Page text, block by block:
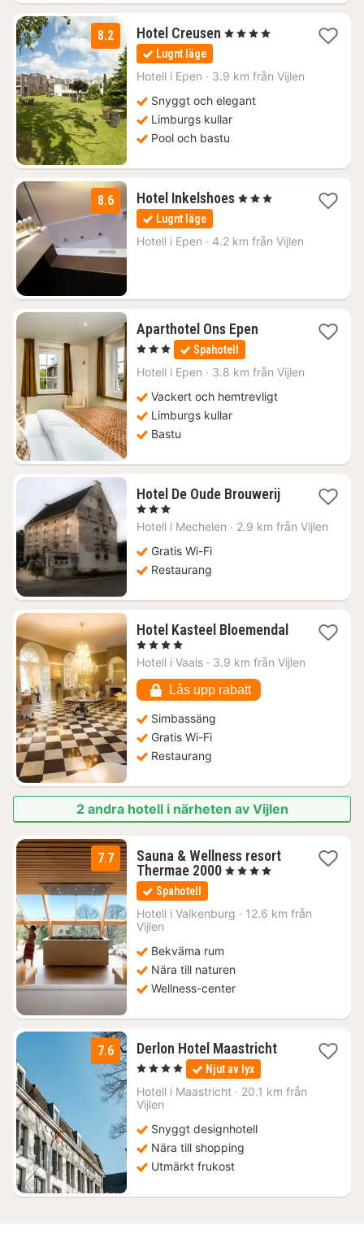
8.2 Hotel Creusen 1
2094
, 4 Stjärnor
Lugnt läge
Hotell i Epen · 3.9 km från Vijlen
Snyggt och elegant
Limburgs kullar
Pool och bastu
8.6 Hotel Inkelshoes2
1831
, 3 Stjärnor
Lugnt läge
Hotell i Epen · 4.2 km från Vijlen
Aparthotel Ons Epen2
2297
, 3 Stjärnor Spahotell
Hotell i Epen · 3.8 km från Vijlen
Vackert och hemtrevligt
Limburgs kullar
Bastu
Hotel De Oude Brouwerij1
natt
från
, 3 Stjärnor
Hotell i Mechelen · 2.9 km från Vijlen
Gratis Wi-Fi
Restaurang
Hotel Kasteel Bloemendal
1
natt
1494
kr.
, 4 Stjärnor
Hotell i Vaals · 3.9 km från Vijlen
Lås upp rabatt
Simbassäng
Gratis Wi-Fi
Restaurang
2 andra hotell i närheten av Vijlen
7.7
Sauna & Wellness resort
Thermae 20001
3034
, 4 Stjärnor
Spahotell
Hotell i Valkenburg · 12.6 km från
Vijlen
Bekväma rum
Nära till naturen
Wellness-center
7.6 Derlon Hotel Maastricht1
1738
, 4 Stjärnor Njut av lyx
Hotell i Maastricht · 20.1 km från
Vijlen
Snyggt designhotell
Nära till shopping
Utmärkt frukost